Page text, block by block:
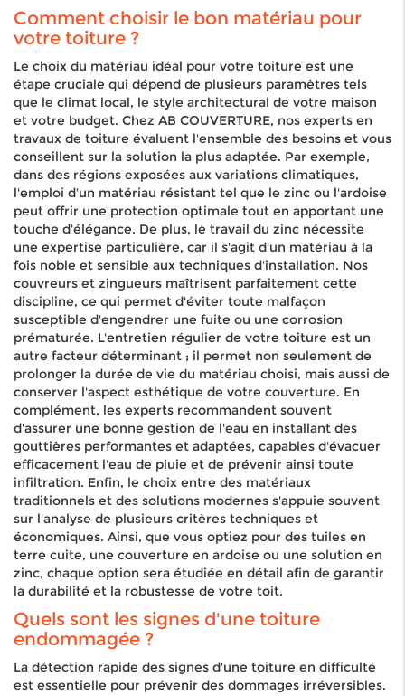
Comment choisir le bon matériau pour
votre toiture ?
Le choix du matériau idéal pour votre toiture est une
étape cruciale qui dépend de plusieurs paramètres tels
que le climat local, le style architectural de votre maison
et votre budget. Chez AB COUVERTURE, nos experts en
travaux de toiture évaluent l'ensemble des besoins et vous
conseillent sur la solution la plus adaptée. Par exemple,
dans des régions exposées aux variations climatiques,
l'emploi d'un matériau résistant tel que le zinc ou l'ardoise
peut offrir une protection optimale tout en apportant une
touche d'élégance. De plus, le travail du zinc nécessite
une expertise particulière, car il s'agit d'un matériau à la
fois noble et sensible aux techniques d'installation. Nos
couvreurs et zingueurs maîtrisent parfaitement cette
discipline, ce qui permet d'éviter toute malfaçon
susceptible d'engendrer une fuite ou une corrosion
prématurée. L'entretien régulier de votre toiture est un
autre facteur déterminant ; il permet non seulement de
prolonger la durée de vie du matériau choisi, mais aussi de
conserver l'aspect esthétique de votre couverture. En
complément, les experts recommandent souvent
d'assurer une bonne gestion de l'eau en installant des
gouttières performantes et adaptées, capables d'évacuer
efficacement l'eau de pluie et de prévenir ainsi toute
infiltration. Enfin, le choix entre des matériaux
traditionnels et des solutions modernes s'appuie souvent
sur l'analyse de plusieurs critères techniques et
économiques. Ainsi, que vous optiez pour des tuiles en
terre cuite, une couverture en ardoise ou une solution en
zinc, chaque option sera étudiée en détail afin de garantir
la durabilité et la robustesse de votre toit.
Quels sont les signes d'une toiture
endommagée ?
La détection rapide des signes d'une toiture en difficulté
est essentielle pour prévenir des dommages irréversibles.